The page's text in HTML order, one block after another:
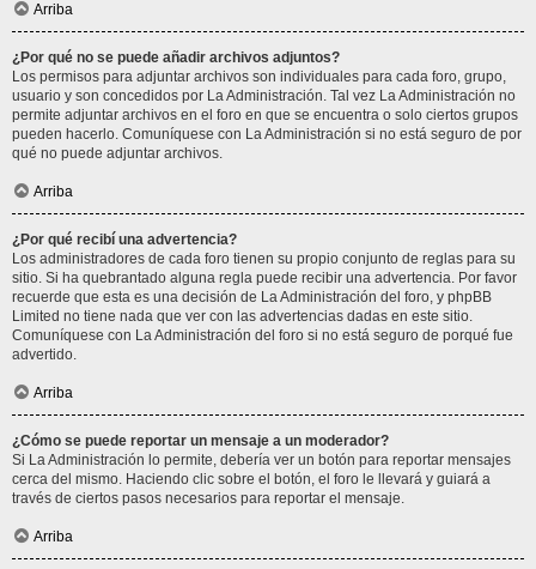
Arriba
¿Por qué no se puede añadir archivos adjuntos?
Los permisos para adjuntar archivos son individuales para cada foro, grupo,
usuario y son concedidos por La Administración. Tal vez La Administración no
permite adjuntar archivos en el foro en que se encuentra o solo ciertos grupos
pueden hacerlo. Comuníquese con La Administración si no está seguro de por
qué no puede adjuntar archivos.
Arriba
¿Por qué recibí una advertencia?
Los administradores de cada foro tienen su propio conjunto de reglas para su
sitio. Si ha quebrantado alguna regla puede recibir una advertencia. Por favor
recuerde que esta es una decisión de La Administración del foro, y phpBB
Limited no tiene nada que ver con las advertencias dadas en este sitio.
Comuníquese con La Administración del foro si no está seguro de porqué fue
advertido.
Arriba
¿Cómo se puede reportar un mensaje a un moderador?
Si La Administración lo permite, debería ver un botón para reportar mensajes
cerca del mismo. Haciendo clic sobre el botón, el foro le llevará y guiará a
través de ciertos pasos necesarios para reportar el mensaje.
Arriba